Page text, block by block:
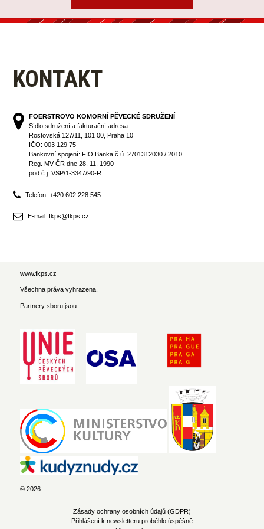
KONTAKT
FOERSTROVO KOMORNÍ PĚVECKÉ SDRUŽENÍ
Sídlo sdružení a fakturační adresa
Rostovská 127/11, 101 00, Praha 10
IČO: 003 129 75
Bankovní spojení: FIO Banka č.ú. 2701312030 / 2010
Reg. MV ČR dne 28. 11. 1990
pod č.j. VSP/1-3347/90-R
Telefon: +420 602 228 545
E-mail: fkps@fkps.cz
www.fkps.cz
Všechna práva vyhrazena.
Partnery sboru jsou:
© 2026
Zásady ochrany osobních údajů (GDPR)
Přihlášení k newsletteru proběhlo úspěšně